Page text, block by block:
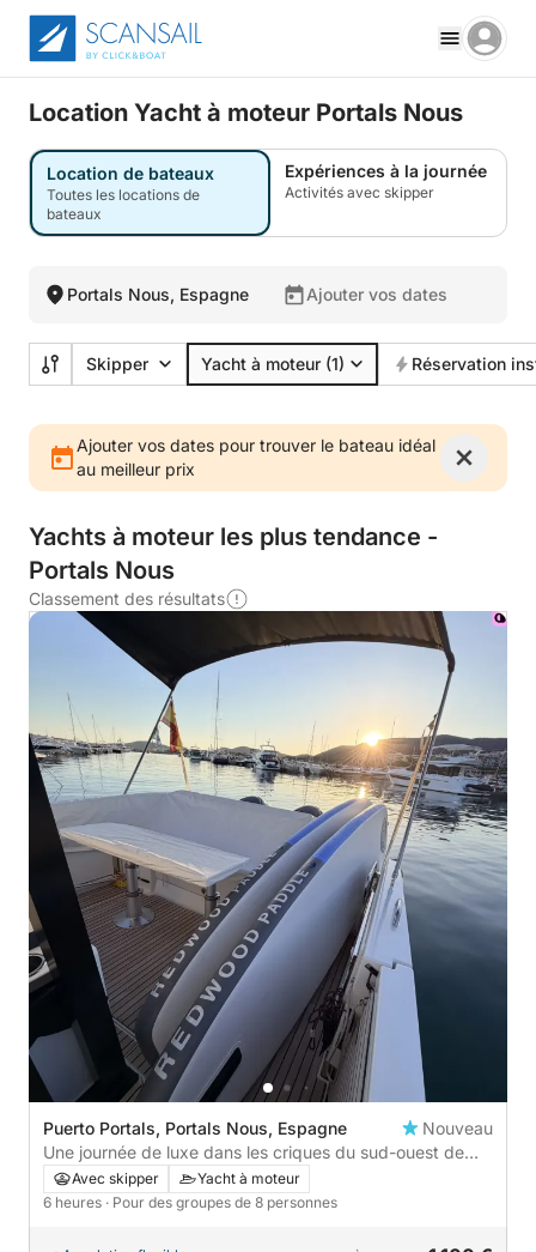
Location Yacht à moteur Portals Nous
Location de bateaux
Toutes les locations de
bateaux
Expériences à la journée
Activités avec skipper
Portals Nous, Espagne Ajouter vos dates
Skipper Yacht à moteur (1) Réservation
Ajouter vos dates pour trouver le bateau idéal
au meilleur prix
Yachts à moteur les plus tendance -
Portals Nous
Classement des résultats
Puerto Portals, Portals Nous, Espagne
Nouveau
Une journée de luxe dans les criques du sud-ouest de
Majorque
Avec skipper
Yacht à moteur
6 heures · Pour des groupes de 8 personnes